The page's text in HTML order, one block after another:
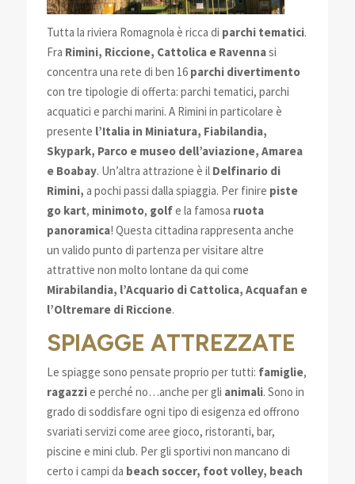
Tutta la riviera Romagnola è ricca di parchi tematici.
Fra Rimini, Riccione, Cattolica e Ravennasi
concentra una rete di ben 16 parchi divertimento
con tre tipologie di offerta: parchi tematici, parchi
acquatici e parchi marini. A Rimini in particolare è
presente l’Italia in Miniatura, Fiabilandia,
Skypark, Parco e museo dell’aviazione, Amarea
e Boabay. Un’altra attrazione è il Delfinario di
Rimini, a pochi passi dalla spiaggia. Per finire piste
go kart, minimoto, golfe la famosa ruota
panoramica! Questa cittadina rappresenta anche
un valido punto di partenza per visitare altre
attrattive non molto lontane da qui come
Mirabilandia, l’Acquario di Cattolica, Acquafan e
l’Oltremare di Riccione.
SPIAGGE ATTREZZATE
Le spiagge sono pensate proprio per tutti: famiglie,
ragazzie perché no…anche per gli animali. Sono in
grado di soddisfare ogni tipo di esigenza ed offrono
svariati servizi come aree gioco, ristoranti, bar,
piscine e mini club. Per gli sportivi non mancano di
certo i campi da beach soccer, foot volley, beach